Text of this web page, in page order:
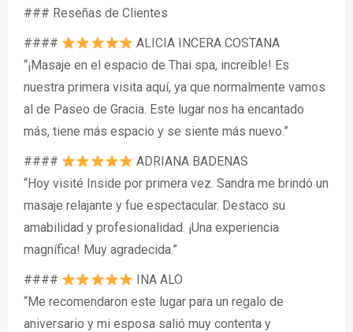
### Reseñas de Clientes
####
ALICIA INCERA COSTANA
“¡Masaje en el espacio de Thai spa, increíble! Es
nuestra primera visita aquí, ya que normalmente vamos
al de Paseo de Gracia. Este lugar nos ha encantado
más, tiene más espacio y se siente más nuevo.”
####
ADRIANA BADENAS
“Hoy visité Inside por primera vez. Sandra me brindó un
masaje relajante y fue espectacular. Destaco su
amabilidad y profesionalidad. ¡Una experiencia
magnífica! Muy agradecida.”
####
INA ALO
“Me recomendaron este lugar para un regalo de
aniversario y mi esposa salió muy contenta y